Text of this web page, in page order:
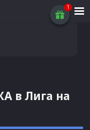
в Лига на